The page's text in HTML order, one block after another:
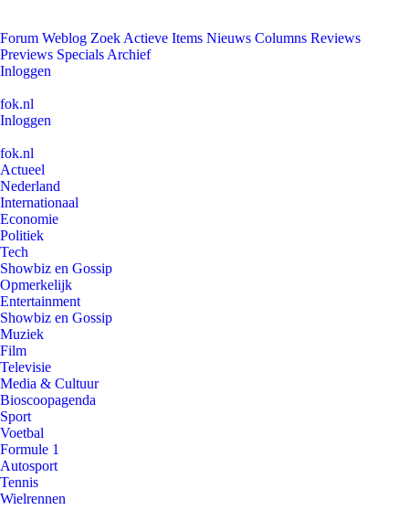
Forum Weblog Zoek Actieve Items Nieuws Columns Reviews
Previews Specials Archief
Inloggen
fok.nl
Inloggen
fok.nl
Actueel
Nederland
Internationaal
Economie
Politiek
Tech
Showbiz en Gossip
Opmerkelijk
Entertainment
Showbiz en Gossip
Muziek
Film
Televisie
Media & Cultuur
Bioscoopagenda
Sport
Voetbal
Formule 1
Autosport
Tennis
Wielrennen